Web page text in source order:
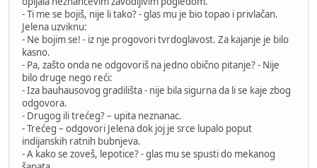
- Ti me se bojiš, nije li tako? - glas mu je bio topao i privlačan.
Jelena uzviknu:
- Ne bojim se! - iz nje progovori tvrdoglavost. Za kajanje je bilo
kasno.
- Pa, zašto onda ne odgovoriš na jedno obično pitanje? - Nije
bilo druge nego reći:
- Iza bauhausovog gradilišta - nije bila sigurna da li se kaje zbog
odgovora.
- Drugog ili trećeg? – upita neznanac.
- Trećeg – odgovori Jelena dok joj je srce lupalo poput
indijanskih ratnih bubnjeva.
- A kako se zoveš, lepotice? - glas mu se spusti do mekanog